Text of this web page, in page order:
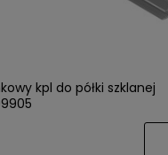
kpl do półki szklanej